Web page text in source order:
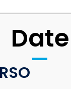
Date